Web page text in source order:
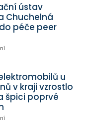
ústav
Chuchelná
péče peer
u
v kraji vzrostlo
špici poprvé